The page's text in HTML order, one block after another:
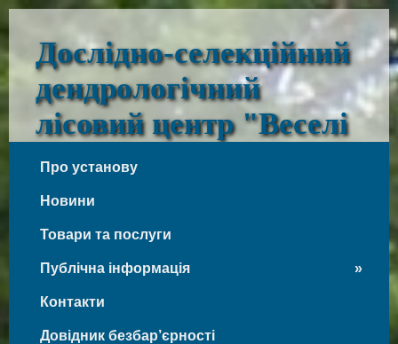
Дослідно-селекційний
дендрологічний
лісовий центр "Веселі
Боковеньки"
Веселі Боковеньки
Про установу
Новини
Товари та послуги
Публічна інформація
Контакти
Довідник безбар’єрності